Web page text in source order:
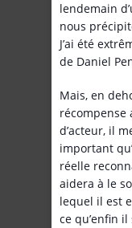
lendemain
nous
J’ai été
de Daniel
Mais, en
récompense
d’acteur, il
important
réelle
aidera à le
lequel il est
ce qu’enfin